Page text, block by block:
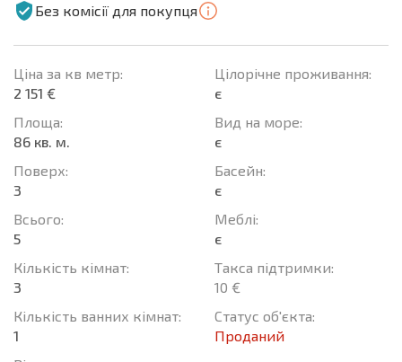
Без комісії для покупця
Ціна за кв метр:
2 151 €
Площа:
86 кв. м.
Поверх:
3
Всього:
5
Кількість кімнат:
3
Кількість ванних кімнат:
1
Цілорічне проживання:
є
Вид на море:
є
Баcейн:
є
Меблі:
є
Такса підтримки:
10 €
Статус об'єкта:
Проданий